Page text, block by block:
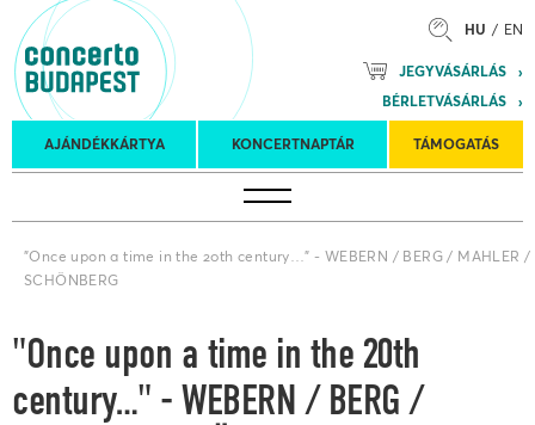
HU EN
JEGYVÁSÁRLÁS
BÉRLETVÁSÁRLÁS
AJÁNDÉKKÁRTYA KONCERTNAPTÁR TÁMOGATÁS
Koncertnaptár
turnék
Kulturális
Program
Felkéréses
koncertek
"Once upon a time in the 20th century…" - WEBERN / BERG / MAHLER /
SCHÖNBERG
"Once upon a time in the 20th
century…" - WEBERN / BERG /